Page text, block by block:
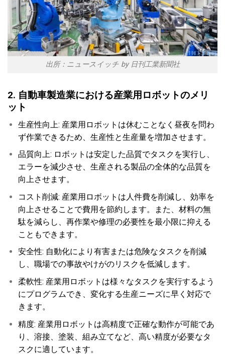
出所：ニュースイッチ by 日刊工業新聞社
2. 自動車製造業における産業用ロボットのメリ
ット
生産性向上: 産業用ロボットは休むことなく昼夜を問わ
ず作業できるため、生産性と生産量を増加させます。
品質向上: ロボットは安定した品質でタスクを実行し、
エラーを減少させ、生産される製品の全体的な品質を
向上させます。
コスト削減: 産業用ロボットは人件費を削減し、効率を
向上させることで費用を節約します。また、材料の無
駄を減らし、再作業や修理の必要性を最小限に抑える
こともできます。
安全性: 自動化により有害または危険なタスクを削減
し、職場での事故やけがのリスクを低減します。
柔軟性: 産業用ロボットは様々なタスクを実行するよう
にプログラムでき、変化する生産ニーズに早く対応で
きます。
精度: 産業用ロボットは高精度で正確な動作が可能であ
り、溶接、塗装、組み立てなど、高い精度が必要なタ
スクに適しています。